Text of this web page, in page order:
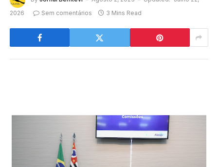
2026
Sem comentários 3 Mins Read